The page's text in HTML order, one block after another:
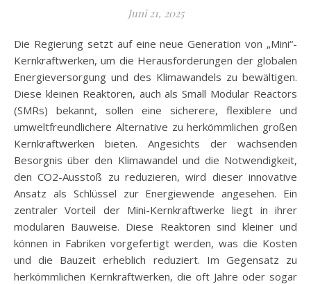
Juni 21, 2025
Die Regierung setzt auf eine neue Generation von „Mini“-
Kernkraftwerken, um die Herausforderungen der globalen
Energieversorgung und des Klimawandels zu bewältigen.
Diese kleinen Reaktoren, auch als Small Modular Reactors
(SMRs) bekannt, sollen eine sicherere, flexiblere und
umweltfreundlichere Alternative zu herkömmlichen großen
Kernkraftwerken bieten. Angesichts der wachsenden
Besorgnis über den Klimawandel und die Notwendigkeit,
den CO2-Ausstoß zu reduzieren, wird dieser innovative
Ansatz als Schlüssel zur Energiewende angesehen. Ein
zentraler Vorteil der Mini-Kernkraftwerke liegt in ihrer
modularen Bauweise. Diese Reaktoren sind kleiner und
können in Fabriken vorgefertigt werden, was die Kosten
und die Bauzeit erheblich reduziert. Im Gegensatz zu
herkömmlichen Kernkraftwerken, die oft Jahre oder sogar